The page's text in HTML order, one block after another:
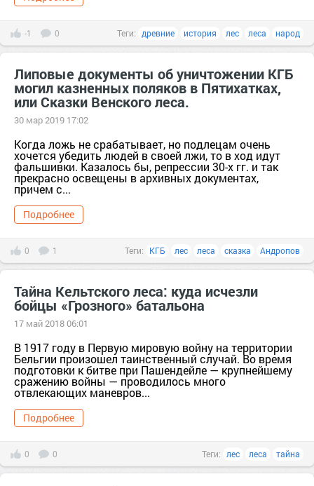
-1 0 Теги: древние история лес леса народ
Липовые документы об уничтожении КГБ
могил казненных поляков в Пятихатках,
или Сказки Венского леса.
30 мар 2019 17:02
Когда ложь не срабатывает, но подлецам очень
хочется убедить людей в своей лжи, то в ход идут
фальшивки. Казалось бы, репрессии 30-х гг. и так
прекрасно освещены в архивных документах,
причем с...
Подробнее
0 1 Теги: КГБ лес леса сказка Андропов
Тайна Кельтского леса: куда исчезли
бойцы «Грозного» батальона
17 май 2018 06:01
В 1917 году в Первую мировую войну на территории
Бельгии произошел таинственный случай. Во время
подготовки к битве при Пашендейле — крупнейшему
сражению войны — проводилось много
отвлекающих маневров...
Подробнее
0 0 Теги: лес леса тайна